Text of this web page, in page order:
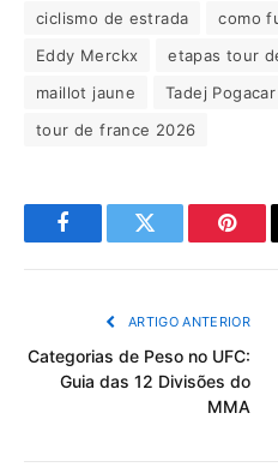
ciclismo de estrada
como
Eddy Merckx
etapas tour
maillot jaune
Tadej Pogacar
tour de france 2026
FacebookTwitter
ARTIGO ANTERIOR
Categorias de Peso no UFC:
Guia das 12 Divisões do
MMA